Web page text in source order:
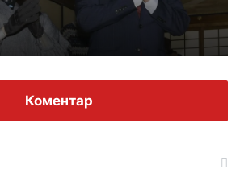
Коментар